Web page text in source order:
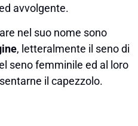
avvolgente.
nel suo nome sono
, letteralmente il seno di
seno femminile ed al loro
il capezzolo.